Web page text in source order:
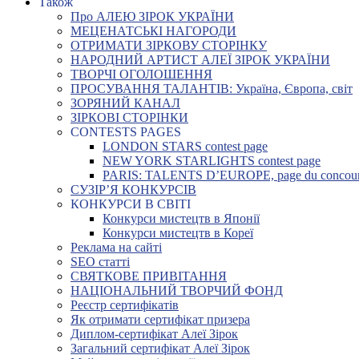
Про АЛЕЮ ЗІРОК УКРАЇНИ
МЕЦЕНАТСЬКІ НАГОРОДИ
ОТРИМАТИ ЗІРКОВУ СТОРІНКУ
НАРОДНИЙ АРТИСТ АЛЕЇ ЗІРОК УКРАЇНИ
ТВОРЧІ ОГОЛОШЕННЯ
ПРОСУВАННЯ ТАЛАНТІВ: Україна, Європа, світ
ЗОРЯНИЙ КАНАЛ
ЗІРКОВІ СТОРІНКИ
CONTESTS PAGES
LONDON STARS contest page
NEW YORK STARLIGHTS contest page
PARIS: TALENTS D’EUROPE, page du
СУЗІР’Я КОНКУРСІВ
КОНКУРСИ В СВІТІ
Конкурси мистецтв в Японії
Конкурси мистецтв в Кореї
Реклама на сайті
SEO статті
СВЯТКОВЕ ПРИВІТАННЯ
НАЦІОНАЛЬНИЙ ТВОРЧИЙ ФОНД
Реєстр сертифікатів
Як отримати сертифікат призера
Диплом-сертифікат Алеї Зірок
Загальний сертифікат Алеї Зірок